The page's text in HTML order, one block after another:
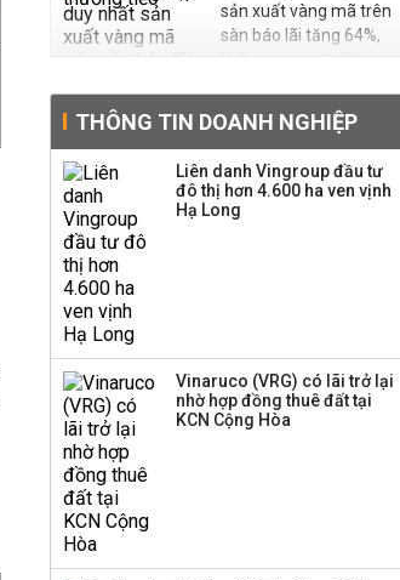
sản xuất vàng mã trên
sàn báo lãi tăng 64%,
không vay một đồng
Nhật Vượng lần đầu
tham gia vào hệ sinh
thái Vingroup
Bamboo Capital và
BCG Land bị hủy tư
‘phất lên’ trong tháng 8,
THÔNG TIN DOANH NGHIỆP
Liên danh Vingroup đầu tư
đô thị hơn 4.600 ha ven vịnh
Hạ Long
Vinaruco (VRG) có lãi trở lại
nhờ hợp đồng thuê đất tại
KCN Cộng Hòa